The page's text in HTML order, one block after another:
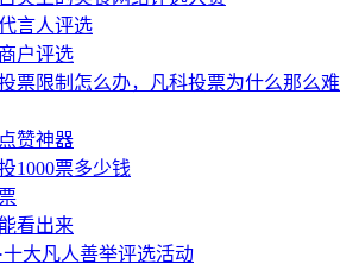
言人评选
户评选
票限制怎么办，凡科投票为什么那么难
赞神器
1000票多少钱
看出来
十大凡人善举评选活动